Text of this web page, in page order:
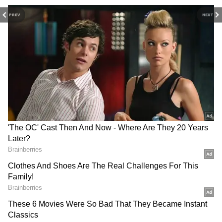
PREV NEXT
சந்திரன் நமது எண்ணங்களுக்கும், ராகு
மாயைக்கும் அதிபதிகள். இந்தச் சேர்க்கை
நிலவும் போது, காரணமே இல்லாமல் மனம்
ஒருவித படபடப்புடன் இருக்கலாம். எடுக்க
வேண்டிய முடிவுகளில் தெளிவில்லாமல்
குழப்பம் மிஞ்சும். குறிப்பாக, இன்று
அவிட்டம் மற்றும் சதயம்
நட்சத்திரக்காரர்கள் தேவையற்ற
விவாதங்களைத் தவிர்ப்பது நிம்மதி தரும்.